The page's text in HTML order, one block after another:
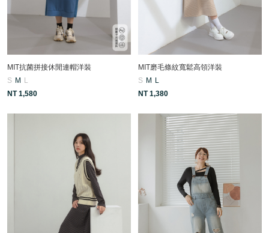
MIT抗菌拼接休閒連帽洋裝
S M
L
NT 1,580
MIT磨毛條紋寬鬆高領洋裝
S M
L
NT 1,380